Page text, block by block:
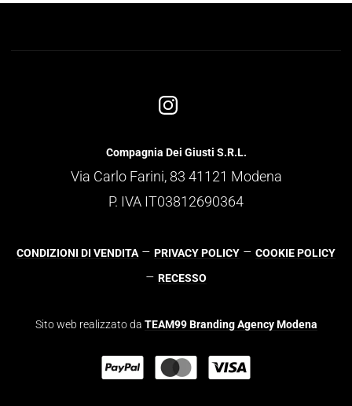
Compagnia Dei Giusti S.R.L.
Via Carlo Farini, 83 41121 Modena
P. IVA IT03812690364
CONDIZIONI DI VENDITA – PRIVACY POLICY – COOKIE POLICY
– RECESSO
Sito web realizzato da TEAM99 Branding Agency Modena